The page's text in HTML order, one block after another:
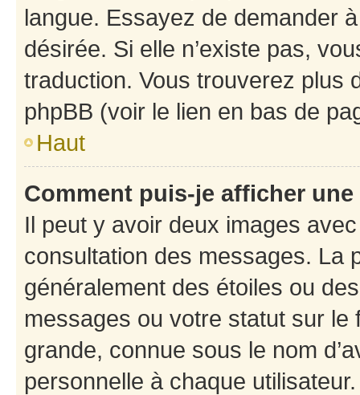
langue. Essayez de demander
désirée. Si elle n’existe pas,
traduction. Vous trouverez plus
phpBB (voir le lien en bas de
Haut
Comment puis-je afficher
Il peut y avoir deux images
consultation des messages. La
généralement des étoiles ou
messages ou votre statut sur
grande, connue sous le nom
personnelle à chaque utilisateur.